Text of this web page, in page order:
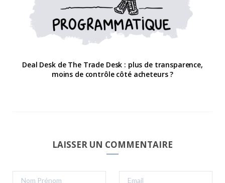
Deal Desk de The Trade Desk : plus de transparence,
moins de contrôle côté acheteurs ?
LAISSER UN COMMENTAIRE